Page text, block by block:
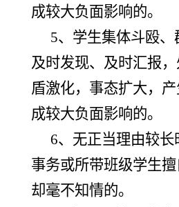
成较大负面影响的。
5、学生集体斗殴
及时发现、及时汇报
盾激化，事态扩大，
成较大负面影响的。
6、无正当理由较
事务或所带班级学生
却毫不知情的。